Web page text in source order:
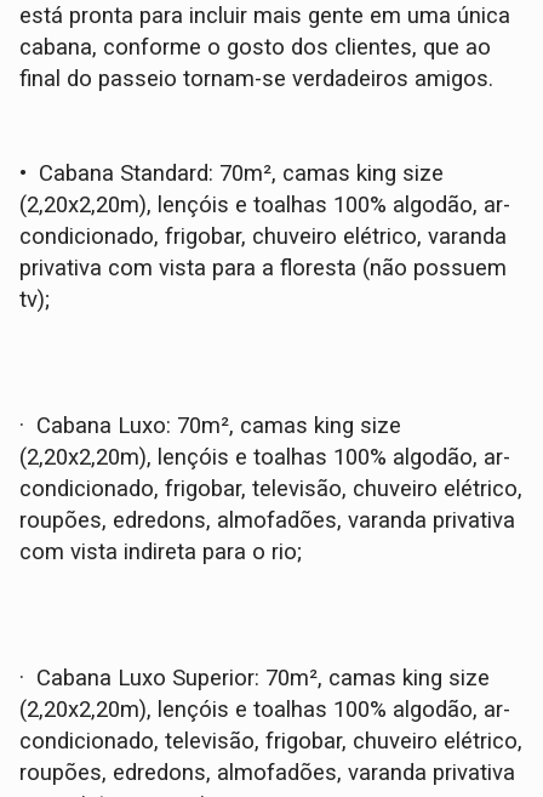
está pronta para incluir mais gente em uma única
cabana, conforme o gosto dos clientes, que ao
final do passeio tornam-se verdadeiros amigos.
• Cabana Standard: 70m², camas king size
(2,20x2,20m), lençóis e toalhas 100% algodão, ar-
condicionado, frigobar, chuveiro elétrico, varanda
privativa com vista para a floresta (não possuem
tv);
· Cabana Luxo: 70m², camas king size
(2,20x2,20m), lençóis e toalhas 100% algodão, ar-
condicionado, frigobar, televisão, chuveiro elétrico,
roupões, edredons, almofadões, varanda privativa
com vista indireta para o rio;
· Cabana Luxo Superior: 70m², camas king size
(2,20x2,20m), lençóis e toalhas 100% algodão, ar-
condicionado, televisão, frigobar, chuveiro elétrico,
roupões, edredons, almofadões, varanda privativa